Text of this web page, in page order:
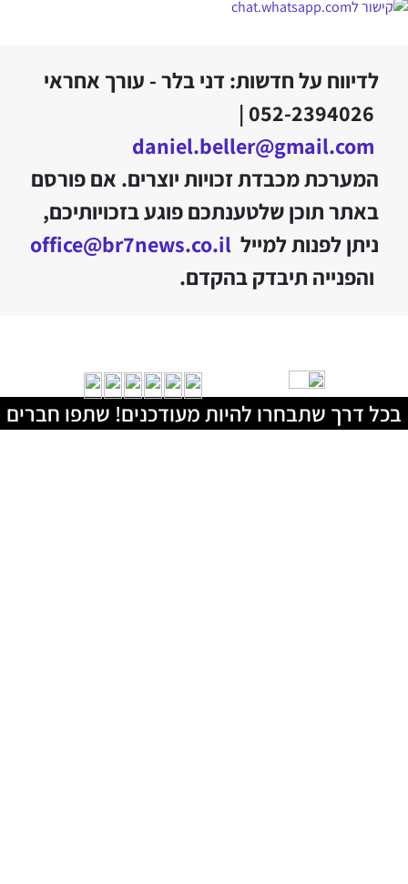
לדיווח על חדשות: דני בלר - עורך אחראי
052-2394026 |
daniel.beller@gmail.com
המערכת מכבדת זכויות יוצרים. אם פורסם
באתר תוכן שלטענתכם פוגע בזכויותיכם,
ניתן לפנות למייל office@br7news.co.il
והפנייה תיבדק בהקדם.
בכל דרך שתבחרו להיות מעודכנים! שתפו חברים